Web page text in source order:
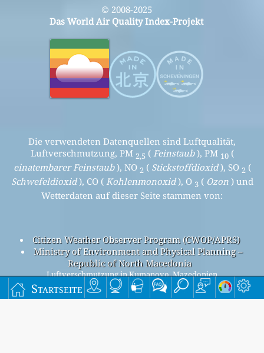
Startseite
© 2008-2025
Das World Air Quality Index-Projekt
Die verwendeten Datenquellen sind Luftqualität,
Luftverschmutzung, PM 2,5 ( Feinstaub), PM 10(
einatembarer Feinstaub), NO 2 ( Stickstoffdioxid), SO 2 (
Schwefeldioxid), CO ( Kohlenmonoxid), O 3 ( Ozon) und
Wetterdaten auf dieser Seite stammen von:
Citizen Weather Observer Program (CWOP/APRS)
Ministry of Environment and Physical Planning –
Republic of North Macedonia
Luftverschmutzung in Kumanovo, Mazedonien
Beijing overall air quality index is 46
Beijing PM (fine particulate matter) AQI is 46 - Beijing PM 10